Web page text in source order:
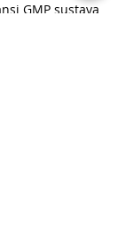
GMP sustava